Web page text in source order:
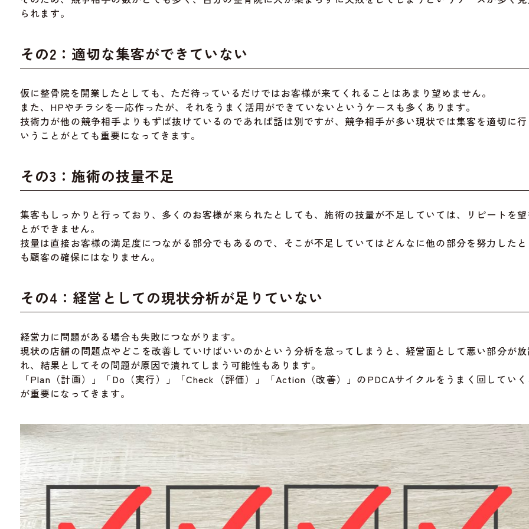
られます。
その2：適切な集客ができていない
仮に整骨院を開業したとしても、ただ待っているだけではお客様が来てくれることはあまり望めません。
また、HPやチラシを一応作ったが、それをうまく活用ができていないというケースも多くあります。
技術力が他の競争相手よりもずば抜けているのであれば話は別ですが、競争相手が多い現状では集客を適切に行
いうことがとても重要になってきます。
その3：施術の技量不足
集客もしっかりと行っており、多くのお客様が来られたとしても、施術の技量が不足していては、リピートを望
とができません。
技量は直接お客様の満足度につながる部分でもあるので、そこが不足していてはどんなに他の部分を努力したと
も顧客の確保にはなりません。
その4：経営としての現状分析が足りていない
経営力に問題がある場合も失敗につながります。
現状の店舗の問題点やどこを改善していけばいいのかという分析を怠ってしまうと、経営面として悪い部分が放
れ、結果としてその問題が原因で潰れてしまう可能性もあります。
「Plan（計画）」「Do（実行）」「Check（評価）」「Action（改善）」のPDCAサイクルをうまく回していく
が重要になってきます。